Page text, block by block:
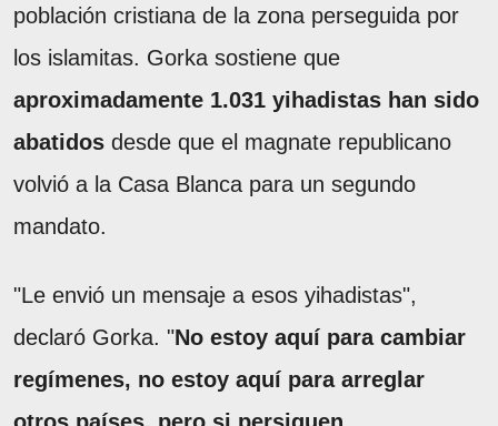
población cristiana de la zona perseguida por
los islamitas. Gorka sostiene que
aproximadamente 1.031 yihadistas han sido
abatidos desde que el magnate republicano
volvió a la Casa Blanca para un segundo
mandato.
"Le envió un mensaje a esos yihadistas",
declaró Gorka. "No estoy aquí para cambiar
regímenes, no estoy aquí para arreglar